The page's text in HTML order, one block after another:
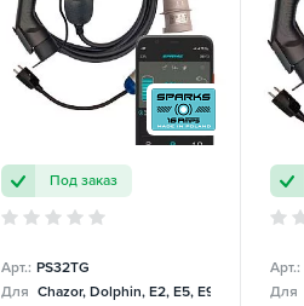
Под заказ
Арт.: PS32TG
Для Chazor, Dolphin, E2, E5, E9, Mercedes
Арт.:
Для